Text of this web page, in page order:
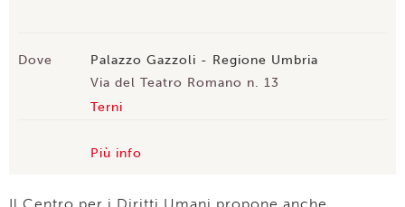
Dove
Palazzo Gazzoli - Regione Umbria
Via del Teatro Romano n. 13
Terni
Più info